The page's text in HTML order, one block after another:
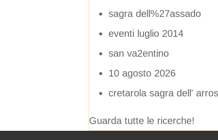
sagra dell%27assado
eventi luglio 2014
san va2entino
10 agosto 2026
cretarola sagra dell'
Guarda tutte le ricerche!